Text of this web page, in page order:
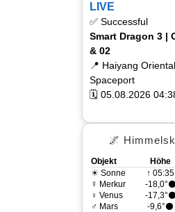
LIVE
✅ Successful
Smart Dragon 3 |
& 02
📍 Haiyang Oriental
Spaceport
🗓 05.08.2026
🌌
Objekt Höhe
☀ Sonne
↑ 05:35
☿ Merkur
-18,0°⚫
♀ Venus
-17,3°⚫
♂ Mars
-9,6°⚫